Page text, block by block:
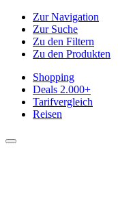
Zur Navigation
Zur Suche
Zu den Filtern
Zu den Produkten
Shopping
Deals 2.000+
Tarifvergleich
Reisen